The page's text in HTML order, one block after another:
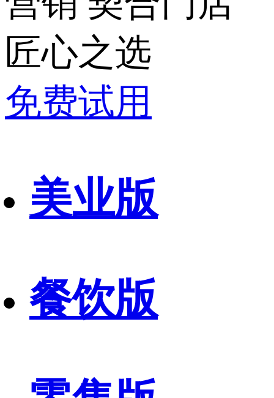
匠心之选
免费试用
美业版
餐饮版